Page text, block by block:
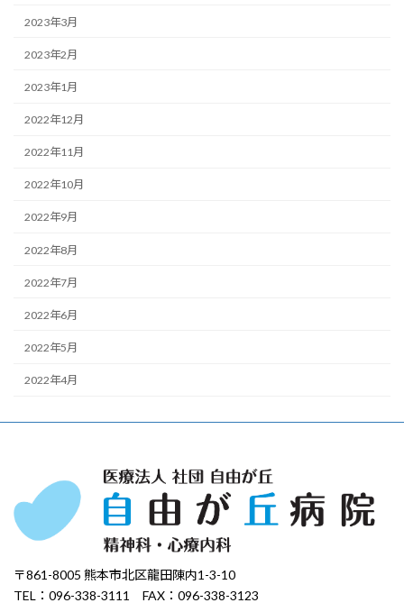
2023年3月
2023年2月
2023年1月
2022年12月
2022年11月
2022年10月
2022年9月
2022年8月
2022年7月
2022年6月
2022年5月
2022年4月
〒861-8005 熊本市北区龍田陳内1-3-10
TEL：096-338-3111 FAX：096-338-3123